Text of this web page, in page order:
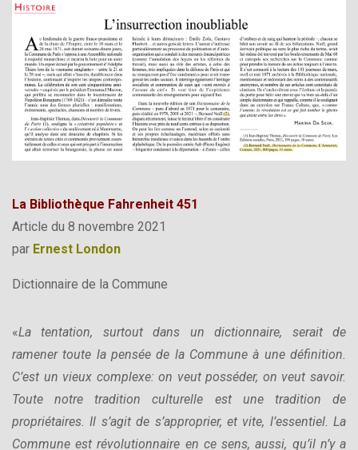
La Bibliothèque Fahrenheit 451
Article du 8 novembre 2021
par Ernest London
Dictionnaire de la Commune
«La tentation, surtout dans un dictionnaire, serait de
ramener toute la pensée de la Commune à une définition.
C’est un vieux complexe: on veut posséder, on veut savoir.
Toute notre tradition culturelle est une tradition de
propriétaires. Il s’agit de s’approprier, et vite, l’essentiel. La
Commune est révolutionnaire en ce sens, aussi, qu’il n’y a